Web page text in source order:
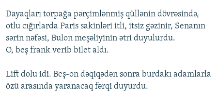
Dayaqları torpağa pərçimlənmiş qüllənin dövrəsində,
otlu cığırlarda Paris sakinləri itli, itsiz gəzinir, Senanın
sərin nəfəsi, Bulon meşəliyinin ətri duyulurdu.
O, beş frank verib bilet aldı.
Lift dolu idi. Beş-on dəqiqədən sonra burdakı adamlarla
özü arasında yaranacaq fərqi duyurdu.